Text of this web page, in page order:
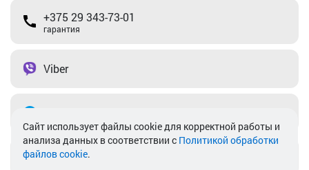
+375 29 343-73-01
гарантия
Viber
info@akkamulik.by
Cайт использует файлы cookie для корректной работы и
анализа данных в соответствии с Политикой обработки
файлов cookie.